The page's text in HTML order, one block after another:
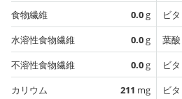
食物繊維
0.0g
水溶性食物繊維
0.0g
不溶性食物繊維
0.0g
カリウム
211 mg
ビ
葉酸
ビ
ビ